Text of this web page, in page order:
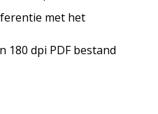
met het
180 dpi PDF bestand